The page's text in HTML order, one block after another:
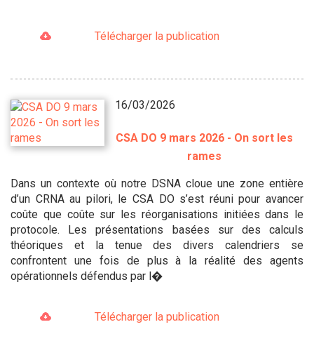
Télécharger la publication
16/03/2026
CSA DO 9 mars 2026 - On sort les
rames
Dans un contexte où notre DSNA cloue une zone entière
d’un CRNA au pilori, le CSA DO s’est réuni pour avancer
coûte que coûte sur les réorganisations initiées dans le
protocole. Les présentations basées sur des calculs
théoriques et la tenue des divers calendriers se
confrontent une fois de plus à la réalité des agents
opérationnels défendus par l�
Télécharger la publication